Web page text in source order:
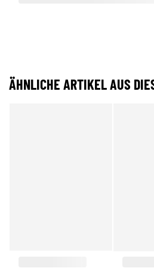
ÄHNLICHE ARTIKEL AUS